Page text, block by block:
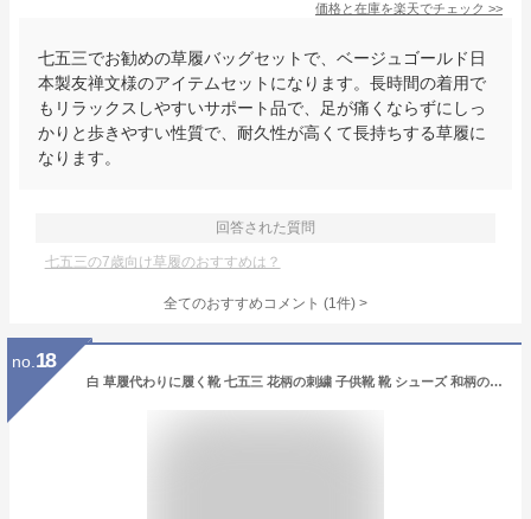
価格と在庫を楽天でチェック >>
七五三でお勧めの草履バッグセットで、ベージュゴールド日
本製友禅文様のアイテムセットになります。長時間の着用で
もリラックスしやすいサポート品で、足が痛くならずにしっ
かりと歩きやすい性質で、耐久性が高くて長持ちする草履に
なります。
回答された質問
七五三の7歳向け草履のおすすめは？
全てのおすすめコメント (1件) >
no. 18
白 草履代わりに履く靴 七五三 花柄の刺繍 子供靴 靴 シューズ 和柄の靴 パール 女の子 キッズ 赤 ピンク 着物 歩きやすい 草履代わりに履く靴 痛くない 草履 こども 和装 光沢 サテン ゴージャス 靴